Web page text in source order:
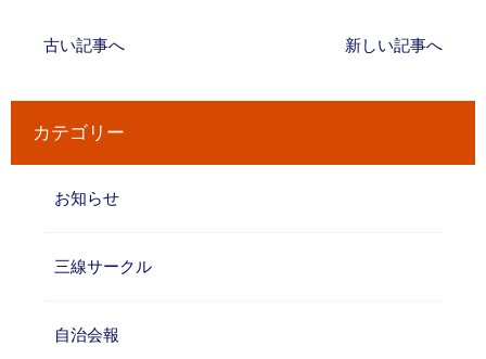
古い記事へ 新しい記事へ
カテゴリー
お知らせ
三線サークル
自治会報